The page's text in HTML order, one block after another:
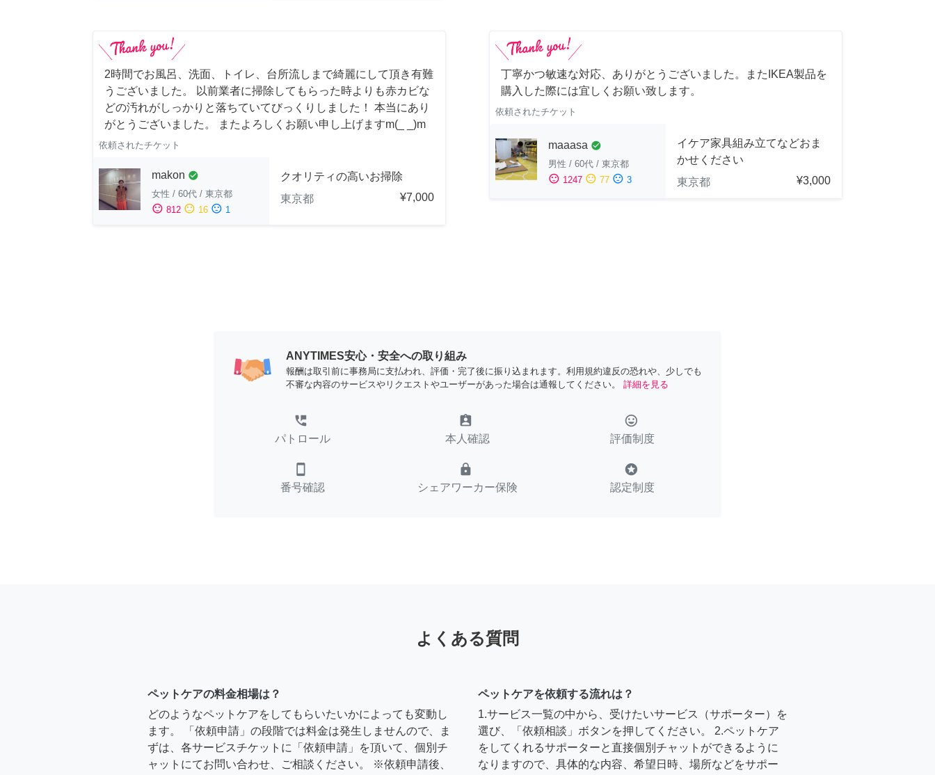
2時間でお風呂、洗面、トイレ、台所流しまで綺麗にして頂き有難
うございました。 以前業者に掃除してもらった時よりも赤カビな
どの汚れがしっかりと落ちていてびっくりしました！ 本当にあり
がとうございました。 またよろしくお願い申し上げますm(_ _)m
依頼されたチケット
makon check_circle
女性 / 60代 / 東京都
sentiment_satisfied 812 sentiment_neutral 16 sentiment_dissatisfied 1
クオリティの高いお掃除
東京都
¥7,000
丁寧かつ敏速な対応、ありがとうございました。またIKEA製品を
購入した際には宜しくお願い致します。
依頼されたチケット
maaasa check_circle
男性 / 60代 / 東京都
sentiment_satisfied 1247 sentiment_neutral 77 sentiment_dissatisfied 3
イケア家具組み立てなどおま
かせください
東京都
¥3,000
ANYTIMES安心・安全への取り組み
報酬は取引前に事務局に支払われ、評価・完了後に振り込まれます。利用規約違反の恐れや、少しでも
不審な内容のサービスやリクエストやユーザーがあった場合は通報してください。
詳細を見る
perm_phone_msg
パトロール
assignment_ind
本人確認
tag_faces
評価制度
smartphone
番号確認
lock
シェアワーカー保険
stars
認定制度
よくある質問
ペットケアの料金相場は？
どのようなペットケアをしてもらいたいかによっても変動し
ます。 「依頼申請」の段階では料金は発生しませんので、ま
ずは、各サービスチケットに「依頼申請」を頂いて、個別チ
ャットにてお問い合わせ、ご相談ください。 ※依頼申請後、
ペットケアを依頼する流れは？
1.サービス一覧の中から、受けたいサービス（サポーター）を
選び、「依頼相談」ボタンを押してください。 2.ペットケア
をしてくれるサポーターと直接個別チャットができるように
なりますので、具体的な内容、希望日時、場所などをサポー